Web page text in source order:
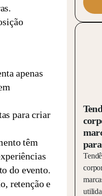
apenas
para criar
têm
do evento.
retenção e